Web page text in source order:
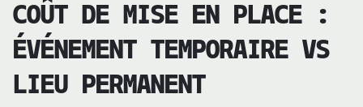
COÛT DE MISE EN PLACE :
ÉVÉNEMENT TEMPORAIRE VS
LIEU PERMANENT